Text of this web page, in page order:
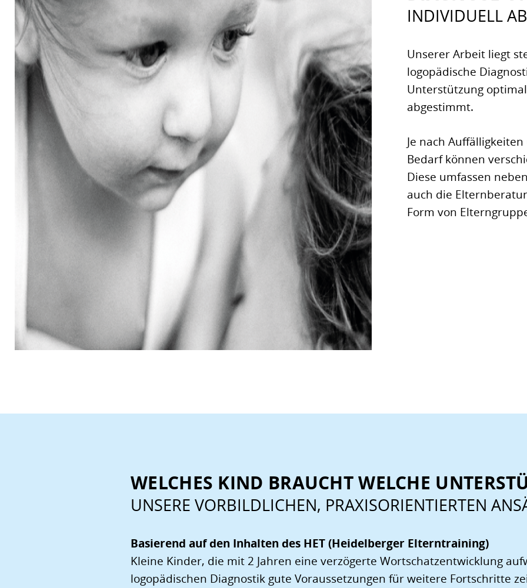
INDIVIDUELL
Unserer Arbeit liegt
logopädische
Unterstützung
abgestimmt.
Je nach
Bedarf können
Diese umfassen
auch die
Form von
WELCHES KIND BRAUCHT WELCHE
UNSERE VORBILDLICHEN, PRAXISORIENTIERTEN
Basierend auf den Inhalten des HET (Heidelberger Elterntraining)
Kleine Kinder, die mit 2 Jahren eine verzögerte Wortschatzentwicklung
logopädischen Diagnostik gute Voraussetzungen für weitere Fortschritte